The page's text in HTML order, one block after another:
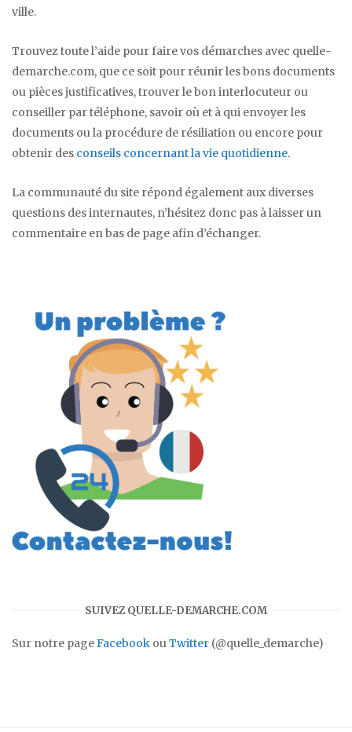
ville.
Trouvez toute l’aide pour faire vos démarches avec quelle-
demarche.com, que ce soit pour réunir les bons documents
ou pièces justificatives, trouver le bon interlocuteur ou
conseiller par téléphone, savoir où et à qui envoyer les
documents ou la procédure de résiliation ou encore pour
obtenir des conseils concernant la vie quotidienne.
La communauté du site répond également aux diverses
questions des internautes, n’hésitez donc pas à laisser un
commentaire en bas de page afin d’échanger.
SUIVEZ QUELLE-DEMARCHE.COM
Sur notre pageFacebook ouTwitter (@quelle_demarche)